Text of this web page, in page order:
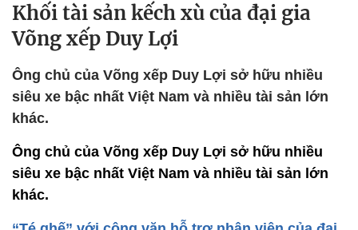
Khối tài sản kếch xù của đại gia
Võng xếp Duy Lợi
Ông chủ của Võng xếp Duy Lợi sở hữu nhiều
siêu xe bậc nhất Việt Nam và nhiều tài sản lớn
khác.
Ông chủ của Võng xếp Duy Lợi sở hữu nhiều
siêu xe bậc nhất Việt Nam và nhiều tài sản lớn
khác.